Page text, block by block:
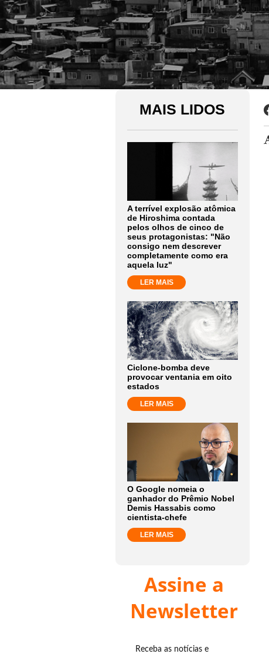
MAIS LIDOS
A terrível explosão atômica
de Hiroshima contada
pelos olhos de cinco de
seus protagonistas: "Não
consigo nem descrever
completamente como era
aquela luz"
LER MAIS
Ciclone-bomba deve
provocar ventania em oito
estados
LER MAIS
O Google nomeia o
ganhador do Prêmio Nobel
Demis Hassabis como
cientista-chefe
LER MAIS
Assine a
Newsletter
Receba as notícias e